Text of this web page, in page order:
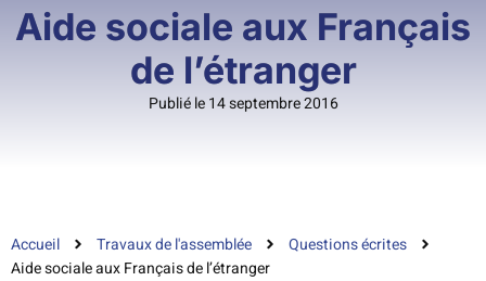
Aide sociale aux Français
de l’étranger
Publié le 14 septembre 2016
Accueil Travaux de l'assemblée
Questions écrites
Aide sociale aux Français de l’étranger